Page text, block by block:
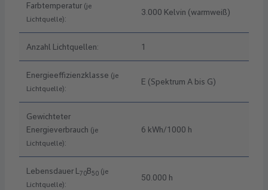
Farbtemperatur (je
Lichtquelle):
3.000 Kelvin (warmweiß)
Anzahl Lichtquellen: 1
Energieeffizienzklasse (je
Lichtquelle):
E (Spektrum A bis G)
Gewichteter
Energieverbrauch (je
Lichtquelle):
6 kWh/1000 h
Lebensdauer L 70B50 (je
Lichtquelle):
50.000 h